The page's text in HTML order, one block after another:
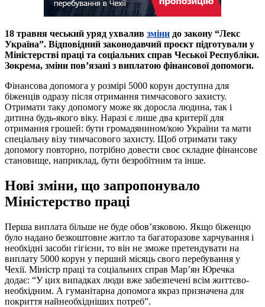
18 травня чеський уряд ухвалив зміни до закону “Лекс
Україна”. Відповідний законодавчий проєкт підготували у
Міністерстві праці та соціальних справ Чеської Республіки.
Зокрема, зміни пов’язані з виплатою фінансової допомоги.
Фінансова допомога у розмірі 5000 корун доступна для
біженців одразу після отримання тимчасового захисту.
Отримати таку допомогу може як доросла людина, так і
дитина будь-якого віку. Наразі є лише два критерії для
отримання грошей: бути громадянином/кою України та мати
спеціальну візу тимчасового захисту. Щоб отримати таку
допомогу повторно, потрібно довести своє складне фінансове
становище, наприклад, бути безробітним та інше.
Нові зміни, що запропонувало
Міністерство праці
Перша виплата більше не буде обов’язковою. Якщо біженцю
було надано безкоштовне житло та багаторазове харчування і
необхідні засоби гігієни, то він не зможе претендувати на
виплату 5000 корун у перший місяць свого перебування у
Чехії. Міністр праці та соціальних справ Мар’ян Юречка
додає: “У цих випадках люди вже забезпечені всім життєво-
необхідним. А гуманітарна допомога якраз призначена для
покриття найнеобхідніших потреб”.